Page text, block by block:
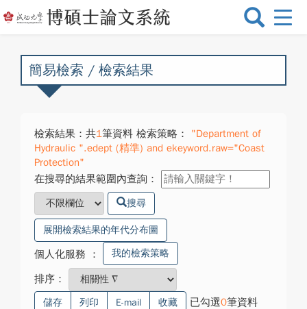
選
換
簡易檢索 / 檢索結果
檢索結果：共1筆資料 檢索策略：
"Department of
Hydraulic ".edept (精準) and ekeyword.raw="Coast
Protection"
在搜尋的結果範圍內查詢：
搜尋
展開檢索結果的年代分布圖
個人化服務 ： 我的檢索策略
排序：
儲存 列印 E-mail 收藏 已勾選0筆資料